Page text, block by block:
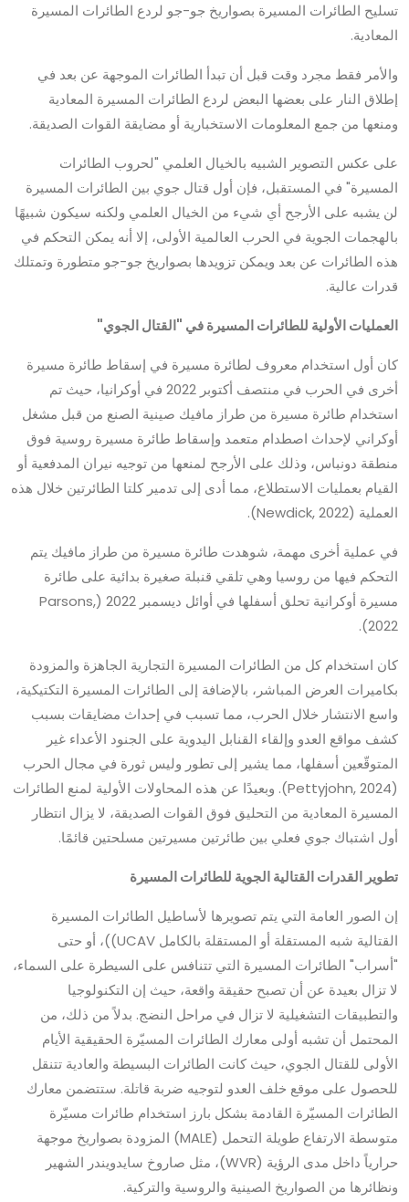
تسليح الطائرات المسيرة بصواريخ جو-جو لردع الطائرات المسيرة
المعادية.
والأمر فقط مجرد وقت قبل أن تبدأ الطائرات الموجهة عن بعد في
إطلاق النار على بعضها البعض لردع الطائرات المسيرة المعادية
ومنعها من جمع المعلومات الاستخبارية أو مضايقة القوات الصديقة.
على عكس التصوير الشبيه بالخيال العلمي "لحروب الطائرات
المسيرة" في المستقبل، فإن أول قتال جوي بين الطائرات المسيرة
لن يشبه على الأرجح أي شيء من الخيال العلمي ولكنه سيكون شبيهًا
بالهجمات الجوية في الحرب العالمية الأولى، إلا أنه يمكن التحكم في
هذه الطائرات عن بعد ويمكن تزويدها بصواريخ جو-جو متطورة وتمتلك
قدرات عالية.
العمليات الأولية للطائرات المسيرة في "القتال الجوي"
كان أول استخدام معروف لطائرة مسيرة في إسقاط طائرة مسيرة
أخرى في الحرب في منتصف أكتوبر 2022 في أوكرانيا، حيث تم
استخدام طائرة مسيرة من طراز مافيك صينية الصنع من قبل مشغل
أوكراني لإحداث اصطدام متعمد وإسقاط طائرة مسيرة روسية فوق
منطقة دونباس، وذلك على الأرجح لمنعها من توجيه نيران المدفعية أو
القيام بعمليات الاستطلاع، مما أدى إلى تدمير كلتا الطائرتين خلال هذه
العملية (Newdick, 2022).
في عملية أخرى مهمة، شوهدت طائرة مسيرة من طراز مافيك يتم
التحكم فيها من روسيا وهي تلقي قنبلة صغيرة بدائية على طائرة
مسيرة أوكرانية تحلق أسفلها في أوائل ديسمبر 2022 (Parsons,
2022).
كان استخدام كل من الطائرات المسيرة التجارية الجاهزة والمزودة
بكاميرات العرض المباشر، بالإضافة إلى الطائرات المسيرة التكتيكية،
واسع الانتشار خلال الحرب، مما تسبب في إحداث مضايقات بسبب
كشف مواقع العدو وإلقاء القنابل اليدوية على الجنود الأعداء غير
المتوقّعين أسفلها، مما يشير إلى تطور وليس ثورة في مجال الحرب
(Pettyjohn, 2024). وبعيدًا عن هذه المحاولات الأولية لمنع الطائرات
المسيرة المعادية من التحليق فوق القوات الصديقة، لا يزال انتظار
أول اشتباك جوي فعلي بين طائرتين مسيرتين مسلحتين قائمًا.
تطوير القدرات القتالية الجوية للطائرات المسيرة
إن الصور العامة التي يتم تصويرها لأساطيل الطائرات المسيرة
القتالية شبه المستقلة أو المستقلة بالكامل UCAV))، أو حتى
"أسراب" الطائرات المسيرة التي تتنافس على السيطرة على السماء،
لا تزال بعيدة عن أن تصبح حقيقة واقعة، حيث إن التكنولوجيا
والتطبيقات التشغيلية لا تزال في مراحل النضج. بدلاً من ذلك، من
المحتمل أن تشبه أولى معارك الطائرات المسيّرة الحقيقية الأيام
الأولى للقتال الجوي، حيث كانت الطائرات البسيطة والعادية تتنقل
للحصول على موقع خلف العدو لتوجيه ضربة قاتلة. ستتضمن معارك
الطائرات المسيّرة القادمة بشكل بارز استخدام طائرات مسيّرة
متوسطة الارتفاع طويلة التحمل (MALE) المزودة بصواريخ موجهة
حرارياً داخل مدى الرؤية (WVR)، مثل صاروخ سايدويندر الشهير
ونظائرها من الصواريخ الصينية والروسية والتركية.